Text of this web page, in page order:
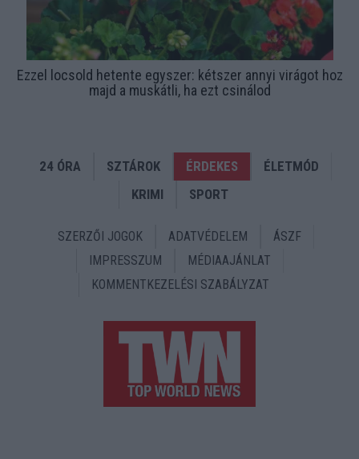
Ezzel locsold hetente egyszer: kétszer annyi virágot hoz
majd a muskátli, ha ezt csinálod
24 ÓRA SZTÁROK ÉRDEKES
ÉLETMÓD
KRIMI
SPORT
SZERZŐI JOGOK ADATVÉDELEM
ÁSZF
IMPRESSZUM
MÉDIAAJÁNLAT
KOMMENTKEZELÉSI SZABÁLYZAT